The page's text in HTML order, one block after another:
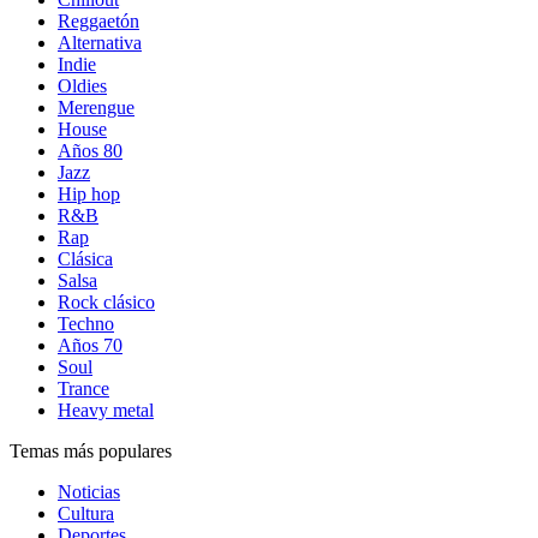
Reggaetón
Alternativa
Indie
Oldies
Merengue
House
Años 80
Jazz
Hip hop
R&B
Rap
Clásica
Salsa
Rock clásico
Techno
Años 70
Soul
Trance
Heavy metal
Temas más populares
Noticias
Cultura